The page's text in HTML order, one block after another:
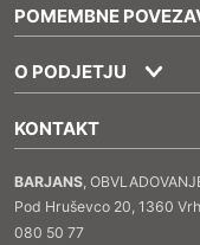
POMEMBNE
O PODJETJU
KONTAKT
BARJANS,
Pod Hruševco 20, 1360
080 50 77